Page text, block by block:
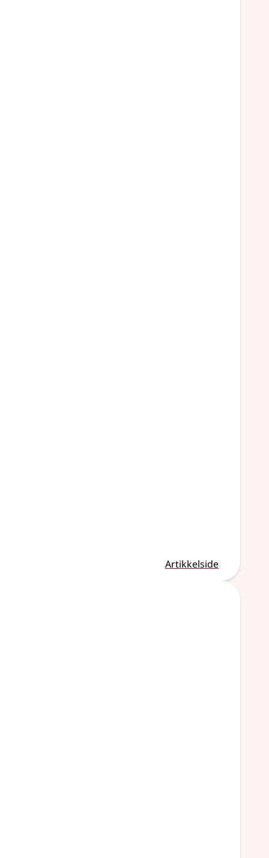
Artikkelside